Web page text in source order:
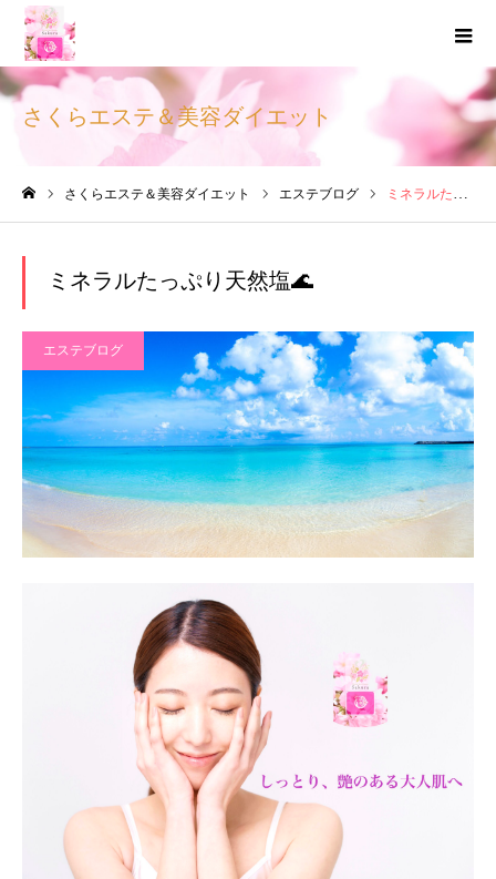
さくらエステ＆美容ダイエット
さくらエステ＆美容ダイエット エステブログ ミネラルたっぷり天然塩🌊
ミネラルたっぷり天然塩🌊
エステブログ